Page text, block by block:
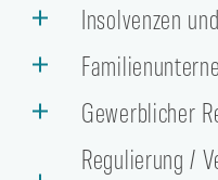
Insolvenzen
Gewerblicher
Regulierung /